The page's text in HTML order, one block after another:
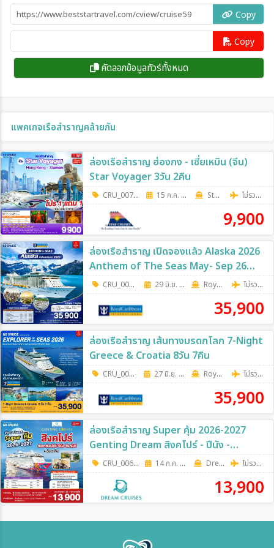
Copy
Copy
คัดลอกข้อมูลทัวร์ทั้งหมด
แพคเกจเรือสำราญคล้ายกัน
ล่องเรือสำราญ ฮ่องกง - เซี่ยเหมิน (จีน)
Star Voyager 3วัน 2คืน
CRU_0074 3วัน 2คืน
15 ก.ค. 69 - 19 ส.ค. 69 Star Cruises ไม่รวมตั๋วเครื่องบิน
9,900
ล่องเรือสำราญ เปิดจองแล้ว Alaska 2026
Anthem of The Seas May- Sep 26
(Cruise Only) 8วัน 7คืน
CRU_0071 8วัน 7คืน
29 มิ.ย. 69 - 14 ก.ย. 69 RoyalCaribbean ไม่รวมตั๋วเครื่องบิน
35,900
ล่องเรือสำราญ เส้นทางมรดกโลก 7-Night
Greece & Croatia 8วัน 7คืน
CRU_0070 8วัน 7คืน
27 มิ.ย. 69 - 17 ต.ค. 69 RoyalCaribbean ไม่รวมตั๋วเครื่องบิน
35,900
ล่องเรือสำราญ Super คุ้ม 2026-2027
Genting Dream สิงคโปร์ - ปีนัง -
กัวลาลัมเปอร์(พอร์ตคลัง) - สิงคโปร์ เดิน
ทางวันอังคาร 4วัน 3คืน
CRU_0067 4วัน 3คืน
14 ก.ค. 69 - 17 พ.ย. 69 Dream Cruise ไม่รวมตั๋วเครื่องบิน
13,900